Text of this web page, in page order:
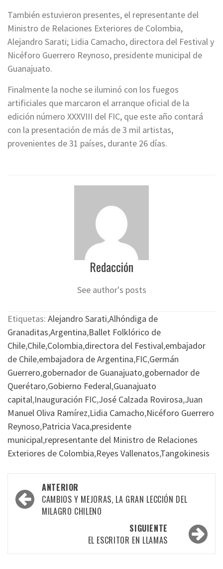
También estuvieron presentes, el representante del
Ministro de Relaciones Exteriores de Colombia,
Alejandro Sarati; Lidia Camacho, directora del Festival y
Nicéforo Guerrero Reynoso, presidente municipal de
Guanajuato.
Finalmente la noche se iluminó con los fuegos
artificiales que marcaron el arranque oficial de la
edición número XXXVIII del FIC, que este año contará
con la presentación de más de 3 mil artistas,
provenientes de 31 países, durante 26 días.
Redacción
See author's posts
Etiquetas: Alejandro Sarati,Alhóndiga de
Granaditas,Argentina,Ballet Folklórico de
Chile,Chile,Colombia,directora del Festival,embajador
de Chile,embajadora de Argentina,FIC,Germán
Guerrero,gobernador de Guanajuato,gobernador de
Querétaro,Gobierno Federal,Guanajuato
capital,Inauguración FIC,José Calzada Rovirosa,Juan
Manuel Oliva Ramírez,Lidia Camacho,Nicéforo Guerrero
Reynoso,Patricia Vaca,presidente
municipal,representante del Ministro de Relaciones
Exteriores de Colombia,Reyes Vallenatos,Tangokinesis
Navegación
por
ANTERIOR
CAMBIOS Y MEJORAS, LA GRAN LECCIÓN DEL
MILAGRO CHILENO
SIGUIENTE
EL ESCRITOR EN LLAMAS